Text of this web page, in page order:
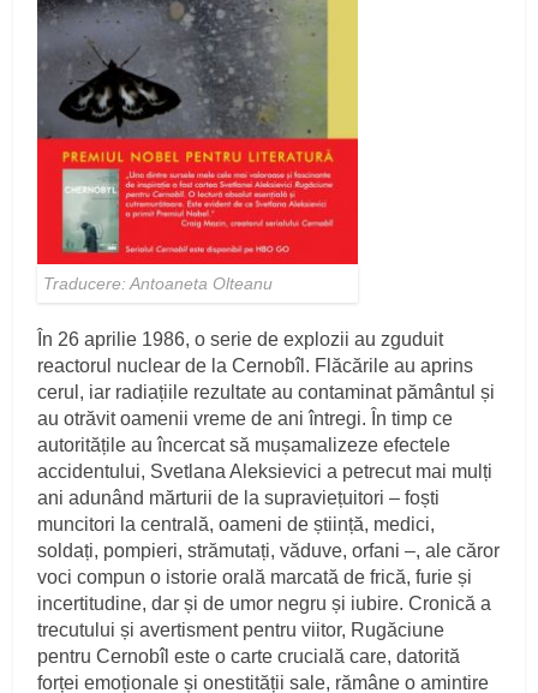
Traducere: Antoaneta Olteanu
În 26 aprilie 1986, o serie de explozii au zguduit
reactorul nuclear de la Cernobîl. Flăcările au aprins
cerul, iar radiațiile rezultate au contaminat pământul și
au otrăvit oamenii vreme de ani întregi. În timp ce
autoritățile au încercat să mușamalizeze efectele
accidentului, Svetlana Aleksievici a petrecut mai mulți
ani adunând mărturii de la supraviețuitori – foști
muncitori la centrală, oameni de știință, medici,
soldați, pompieri, strămu­tați, văduve, orfani –, ale căror
voci compun o istorie orală mar­cată de frică, furie și
incertitudine, dar și de umor negru și iubire. Cronică a
trecutului și avertisment pentru viitor, Rugăciune
pentru Cernobîl este o carte crucială care, datorită
forței emo­ționale și onestității sale, rămâne o amintire